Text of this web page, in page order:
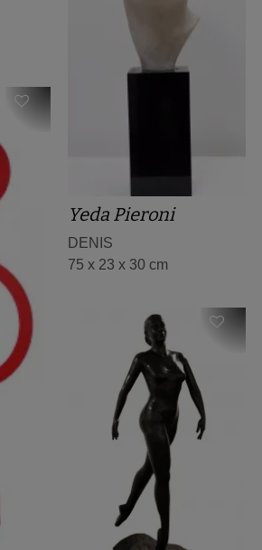
Yeda Pieroni
DENIS
75 x 23 x 30 cm